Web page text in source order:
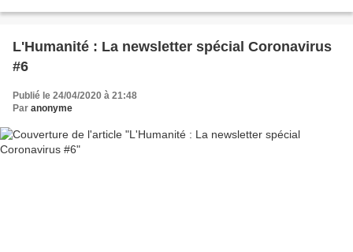
L'Humanité : La newsletter spécial Coronavirus
#6
Publié le 24/04/2020 à 21:48
Par anonyme